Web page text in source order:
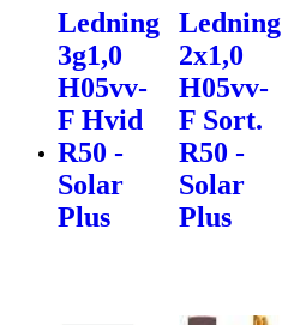
Ledning
3g1,0
H05vv-
F Hvid
R50 -
Solar
Plus
Ledning
2x1,0
H05vv-
F Sort.
R50 -
Solar
Plus